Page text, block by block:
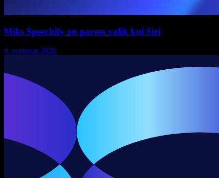
Miks Speechify on parem valik kui Siri
4. veebruar 2026